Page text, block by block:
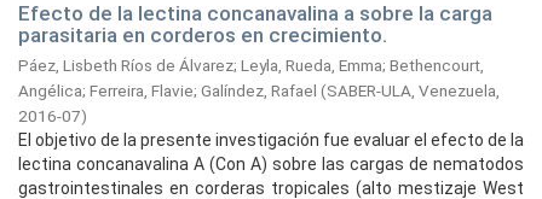
Efecto de la lectina concanavalina a sobre la carga
parasitaria en corderos en crecimiento.
Páez, Lisbeth Ríos de Álvarez; Leyla, Rueda, Emma; Bethencourt,
Angélica; Ferreira, Flavie; Galíndez, Rafael (SABER-ULA, Venezuela,
2016-07)
El objetivo de la presente investigación fue evaluar el efecto de la
lectina concanavalina A (Con A) sobre las cargas de nematodos
gastrointestinales en corderas tropicales (alto mestizaje West